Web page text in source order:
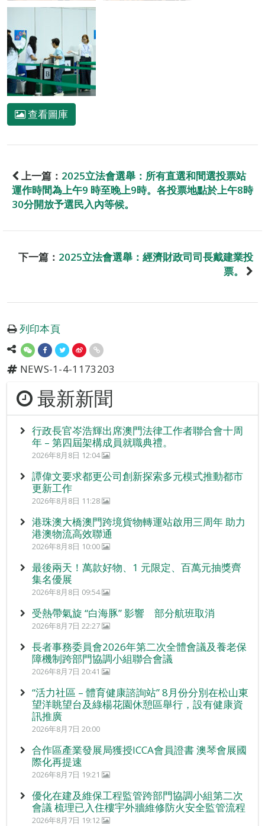
查看圖庫
上一篇： 2025立法會選舉：所有直選和間選投票站
運作時間為上午9 時至晚上9時。各投票地點於上午8時
30分開放予選民入內等候。
下一篇： 2025立法會選舉：經濟財政司司長戴建業投
票。
列印本頁
NEWS-1-4-1173203
最新新聞
行政長官岑浩輝出席澳門法律工作者聯合會十周
年 – 第四屆架構成員就職典禮。
2026年8月8日 12:04
譚偉文要求都更公司創新探索多元模式推動都市
更新工作
2026年8月8日 11:28
港珠澳大橋澳門跨境貨物轉運站啟用三周年 助力
港澳物流高效聯通
2026年8月8日 10:00
最後兩天！萬款好物、1 元限定、百萬元抽獎齊
集名優展
2026年8月8日 09:54
受熱帶氣旋 “白海豚” 影響 部分航班取消
2026年8月7日 22:27
長者事務委員會2026年第二次全體會議及養老保
障機制跨部門協調小組聯合會議
2026年8月7日 20:41
“活力社區 – 體育健康諮詢站” 8月份分別在松山東
望洋眺望台及綠楊花園休憩區舉行，設有健康資
訊推廣
2026年8月7日 20:00
合作區產業發展局獲授ICCA會員證書 澳琴會展國
際化再提速
2026年8月7日 19:21
優化在建及維保工程監管跨部門協調小組第二次
會議 梳理已入住樓宇外牆維修防火安全監管流程
2026年8月7日 19:12